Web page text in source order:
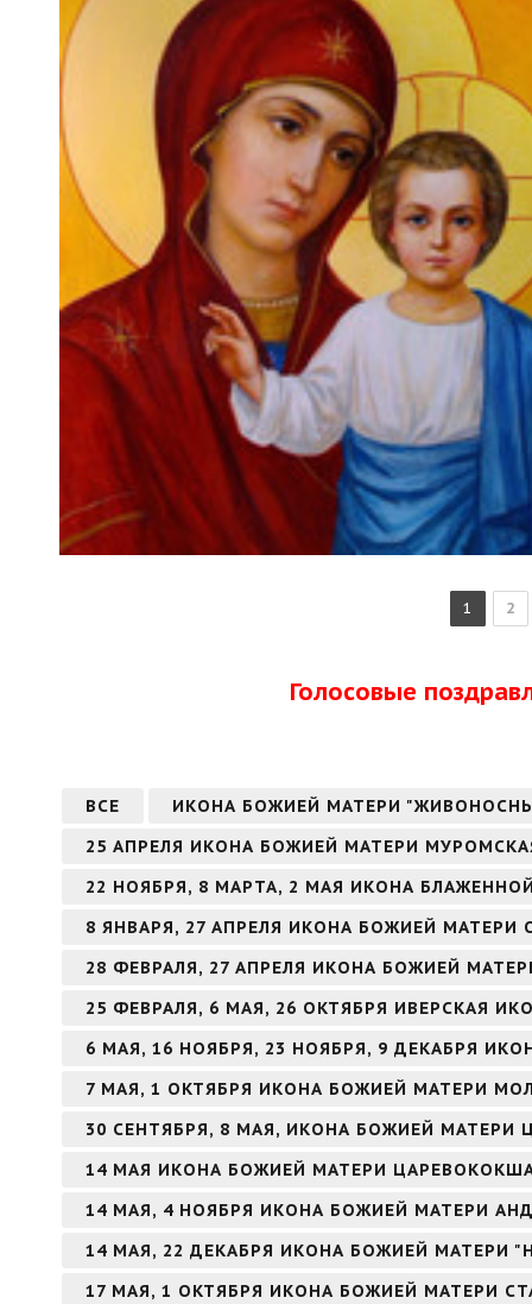
1 2
Голосовые
ВСЕ
ИКОНА БОЖИЕЙ МАТЕРИ
25 АПРЕЛЯ ИКОНА БОЖИЕЙ МАТЕРИ
22 НОЯБРЯ, 8 МАРТА, 2 МАЯ ИКОНА
8 ЯНВАРЯ, 27 АПРЕЛЯ ИКОНА БОЖИЕЙ МАТЕРИ
28 ФЕВРАЛЯ, 27 АПРЕЛЯ ИКОНА БОЖИЕЙ
25 ФЕВРАЛЯ, 6 МАЯ, 26 ОКТЯБРЯ ИВЕРСКАЯ
6 МАЯ, 16 НОЯБРЯ, 23 НОЯБРЯ, 9 ДЕКАБРЯ
7 МАЯ, 1 ОКТЯБРЯ ИКОНА БОЖИЕЙ МАТЕРИ
30 СЕНТЯБРЯ, 8 МАЯ, ИКОНА БОЖИЕЙ МАТЕРИ
14 МАЯ ИКОНА БОЖИЕЙ МАТЕРИ
14 МАЯ, 4 НОЯБРЯ ИКОНА БОЖИЕЙ МАТЕРИ
14 МАЯ, 22 ДЕКАБРЯ ИКОНА БОЖИЕЙ МАТЕРИ
17 МАЯ, 1 ОКТЯБРЯ ИКОНА БОЖИЕЙ МАТЕРИ